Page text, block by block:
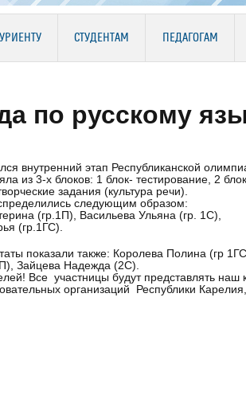
СТУДЕНТАМ ПЕДАГОГАМ
по русскому
внутренний этап Республиканской
из 3-х блоков: 1 блок- тестирование, 2
задания (культура речи).
следующим образом:
(гр.1П), Васильева Ульяна (гр. 1С),
(гр.1ГС).
показали также: Королева Полина (гр
Зайцева Надежда (2С).
Все участницы будут представлять
организаций Республики